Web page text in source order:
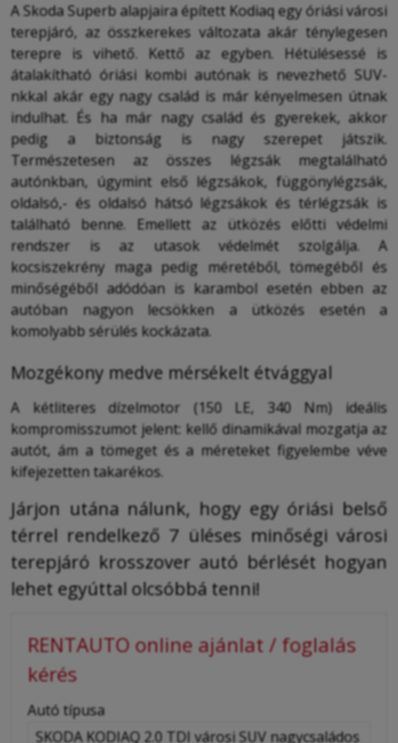
A Skoda Superb alapjaira épített Kodiaq egy óriási városi
terepjáró, az összkerekes változata akár ténylegesen
terepre is vihető. Kettő az egyben. Hétülésessé is
átalakítható óriási kombi autónak is nevezhető SUV-
nkkal akár egy nagy család is már kényelmesen útnak
indulhat. És ha már nagy család és gyerekek, akkor
pedig a biztonság is nagy szerepet játszik.
Természetesen az összes légzsák megtalálható
autónkban, úgymint első légzsákok, függönylégzsák,
oldalsó,- és oldalsó hátsó légzsákok és térlégzsák is
található benne. Emellett az ütközés előtti védelmi
rendszer is az utasok védelmét szolgálja. A
kocsiszekrény maga pedig méretéből, tömegéből és
minőségéből adódóan is karambol esetén ebben az
autóban nagyon lecsökken a ütközés esetén a
komolyabb sérülés kockázata.
Mozgékony medve mérsékelt étvággyal
A kétliteres dízelmotor (150 LE, 340 Nm) ideális
kompromisszumot jelent: kellő dinamikával mozgatja az
autót, ám a tömeget és a méreteket figyelembe véve
kifejezetten takarékos.
Járjon utána nálunk, hogy egy óriási belső
térrel rendelkező 7 üléses minőségi városi
terepjáró krosszover autó bérlését hogyan
lehet egyúttal olcsóbbá tenni!
RENTAUTO online ajánlat / foglalás
kérés
Autó típusa